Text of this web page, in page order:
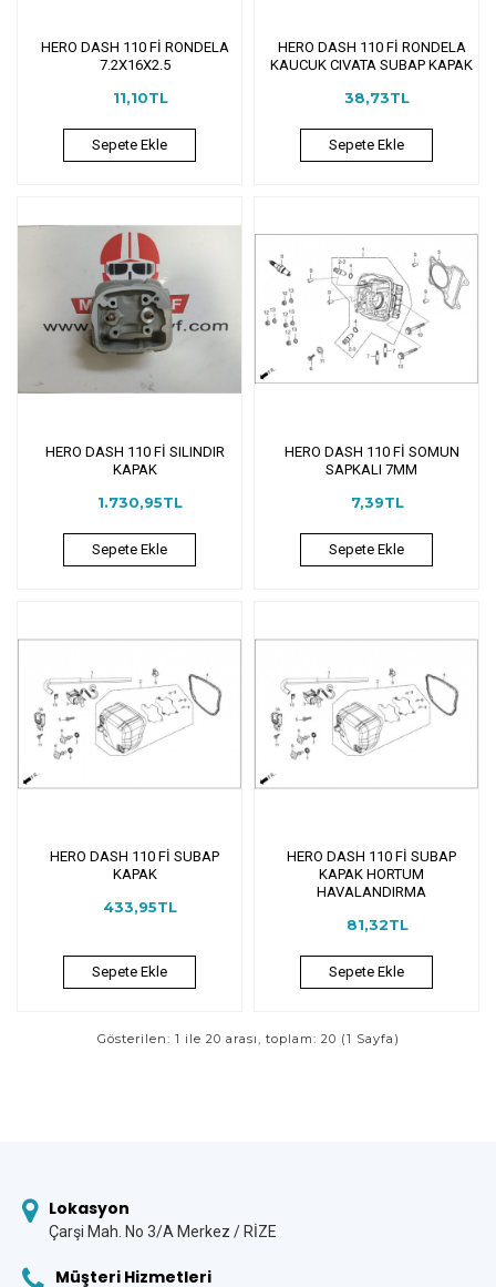
HERO DASH 110 Fİ RONDELA
7.2X16X2.5
11,10TL
Sepete Ekle
HERO DASH 110 Fİ RONDELA
KAUCUK CIVATA SUBAP KAPAK
38,73TL
Sepete Ekle
HERO DASH 110 Fİ SILINDIR
KAPAK
1.730,95TL
Sepete Ekle
HERO DASH 110 Fİ SOMUN
SAPKALI 7MM
7,39TL
Sepete Ekle
HERO DASH 110 Fİ SUBAP
KAPAK
433,95TL
Sepete Ekle
HERO DASH 110 Fİ SUBAP
KAPAK HORTUM
HAVALANDIRMA
81,32TL
Sepete Ekle
Gösterilen: 1 ile 20 arası, toplam: 20 (1 Sayfa)
Lokasyon
Çarşi Mah. No 3/A Merkez / RİZE
Müşteri Hizmetleri